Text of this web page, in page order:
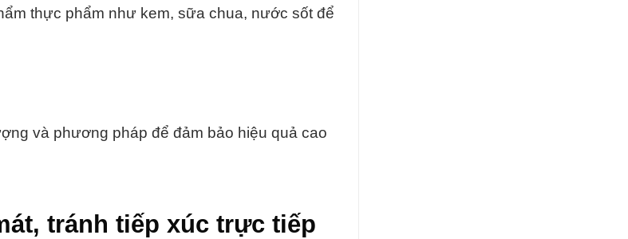
thực phẩm như kem, sữa chua, nước sốt để
và phương pháp để đảm bảo hiệu quả cao
tránh tiếp xúc trực tiếp